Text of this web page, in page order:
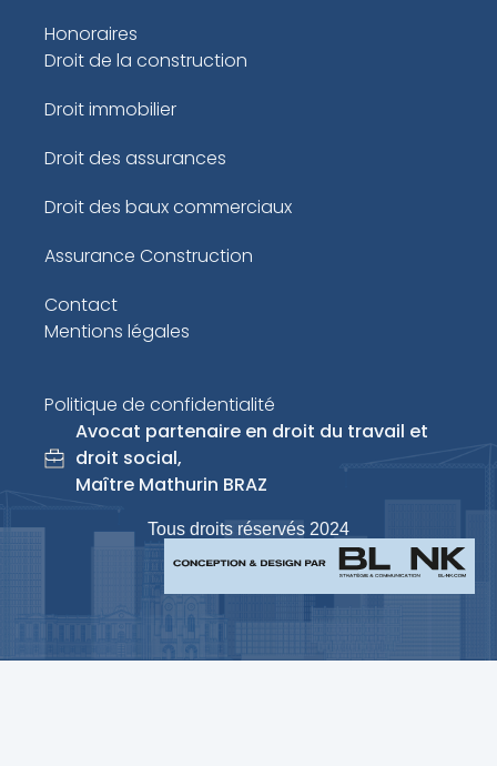
Honoraires
Droit de la construction
Droit immobilier
Droit des assurances
Droit des baux commerciaux
Assurance Construction
Contact
Mentions légales
Politique de confidentialité
Avocat partenaire en droit du travail et
droit social,
Maître Mathurin BRAZ
Tous droits réservés 2024